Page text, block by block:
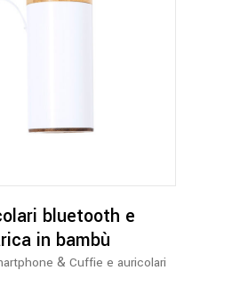
bluetooth e
in bambù
& Cuffie e auricolari